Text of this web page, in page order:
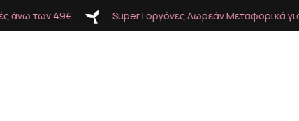
Δωρεάν Μεταφορικά για αγορές άνω των 49€